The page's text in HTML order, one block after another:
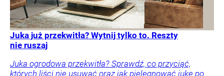
Juka już przekwitła? Wytnij tylko to. Reszty
nie ruszaj
Juka ogrodowa przekwitła? Sprawdź, co przyciąć,
których liści nie usuwać oraz jak pielęgnować jukę po